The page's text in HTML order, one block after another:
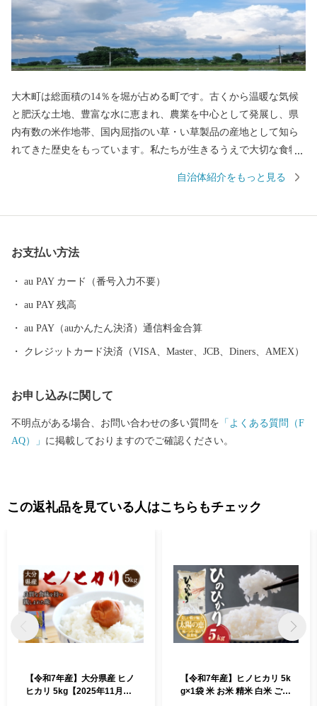
大木町は総面積の14％を堀が占める町です。古くから温暖な気候
と肥沃な土地、豊富な水に恵まれ、農業を中心として発展し、県
内有数の米作地帯、国内屈指のい草・い草製品の産地として知ら
れてきた歴史をもっています。私たちが生きるうえで大切な食物
グリーンアスパラガスなどの野菜やエノキ、シメジなどのキノコ
自治体紹介をもっと見る
お支払い方法
au PAY カード（番号入力不要）
au PAY 残高
au PAY（auかんたん決済）通信料金合算
クレジットカード決済（VISA、Master、JCB、Diners、AMEX）
お申し込みに関して
不明点がある場合、お問い合わせの多い質問を 「よくある質問（F
AQ）」 に掲載しておりますのでご確認ください。
この返礼品を見ている人はこちらもチェック
【令和7年産】大分県産 ヒノ
ヒカリ 5kg【2025年11月下
【令和7年産】ヒノヒカリ 5k
g×1袋 米 お米 精米 白米 ごは